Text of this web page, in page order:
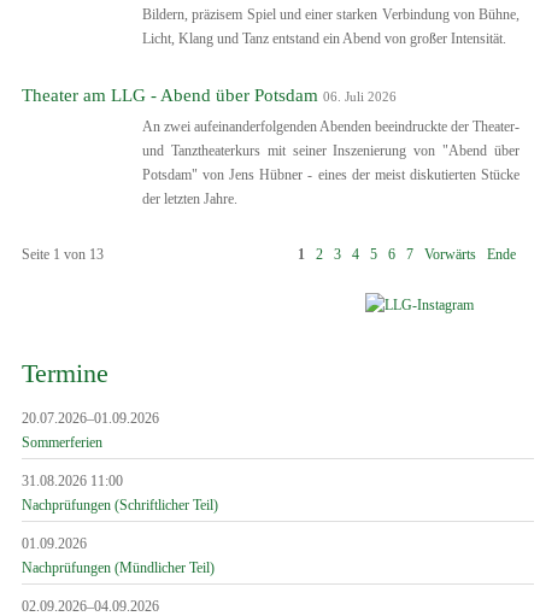
Bildern, präzisem Spiel und einer starken Verbindung von Bühne,
Licht, Klang und Tanz entstand ein Abend von großer Intensität.
Theater am LLG - Abend über Potsdam 06. Juli 2026
An zwei aufeinanderfolgenden Abenden beeindruckte der Theater-
und Tanztheaterkurs mit seiner Inszenierung von "Abend über
Potsdam" von Jens Hübner - eines der meist diskutierten Stücke
der letzten Jahre.
Seite 1 von 13 1 2 3 4 5 6 7 Vorwärts Ende
Termine
20.07.2026–01.09.2026
Sommerferien
31.08.2026 11:00
Nachprüfungen (Schriftlicher Teil)
01.09.2026
Nachprüfungen (Mündlicher Teil)
02.09.2026–04.09.2026